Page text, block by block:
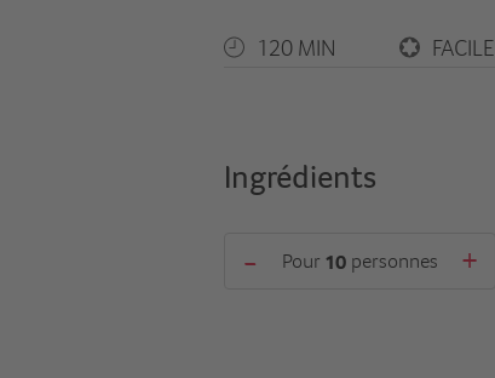
120 MIN FACILE
Ingrédients
- Pour personnes +